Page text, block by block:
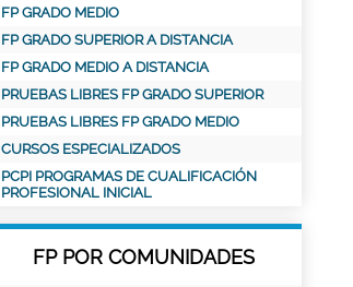
FP GRADO MEDIO
FP GRADO SUPERIOR A DISTANCIA
FP GRADO MEDIO A DISTANCIA
PRUEBAS LIBRES FP GRADO SUPERIOR
PRUEBAS LIBRES FP GRADO MEDIO
CURSOS ESPECIALIZADOS
PCPI PROGRAMAS DE CUALIFICACIÓN
PROFESIONAL INICIAL
FP POR COMUNIDADES